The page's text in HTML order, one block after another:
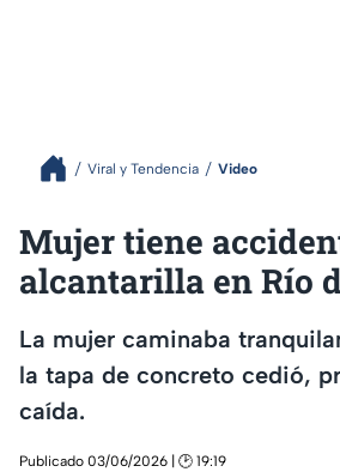
Viral y Tendencia Video
Mujer tiene
alcantarilla en Río
La mujer caminaba
la tapa de concreto cedió,
caída.
Publicado 03/06/2026 | 🕑 19:19